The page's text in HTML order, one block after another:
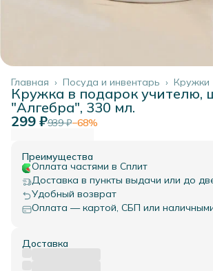
Кружки
Посуда и инвентарь ›
Главная ›
Кружка в подарок учителю,
"Алгебра", 330 мл.
299 ₽939 ₽−68%
Преимущества
Оплата частями в Сплит
Доставка в пункты выдачи или до
Удобный возврат
Оплата — картой, СБП или
Доставка